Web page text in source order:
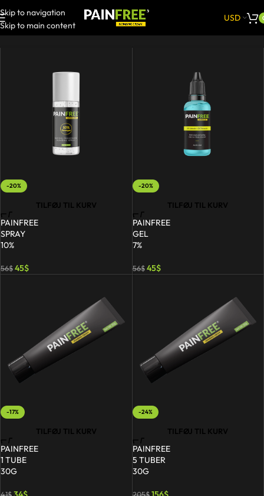
Skip to navigation
Skip to main content
USD
-20%
TILFØJ TIL KURV
PAINFREE
SPRAY
10%
56$45$
-20%
TILFØJ TIL KURV
PAINFREE
GEL
7%
56$ 45$
-17%
TILFØJ TIL KURV
PAINFREE
1 TUBE
30G
-24%
TILFØJ TIL KURV
PAINFREE
5 TUBER
30G